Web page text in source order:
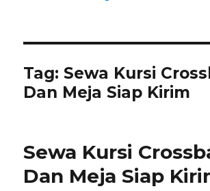
Tag: Sewa Kursi
Dan Meja Siap Kirim
Sewa Kursi
Dan Meja Siap